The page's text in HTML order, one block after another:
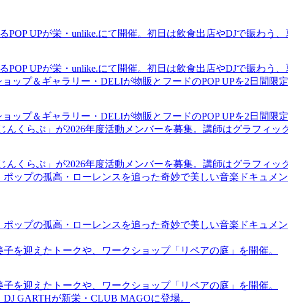
UPが栄・unlike.にて開催。初日は飲食出店やDJで賑わう、
UPが栄・unlike.にて開催。初日は飲食出店やDJで賑わう、
ップ＆ギャラリー・DELIが物販とフードのPOP UPを2日間限定
ップ＆ギャラリー・DELIが物販とフードのPOP UPを2日間限定
くらぶ」が2026年度活動メンバーを募集。講師はグラフィッ
くらぶ」が2026年度活動メンバーを募集。講師はグラフィッ
ップの孤高・ローレンスを追った奇妙で美しい音楽ドキュメ
ップの孤高・ローレンスを追った奇妙で美しい音楽ドキュメ
を迎えたトークや、ワークショップ「リペアの庭」を開催。
を迎えたトークや、ワークショップ「リペアの庭」を開催。
GARTHが新栄・CLUB MAGOに登場。